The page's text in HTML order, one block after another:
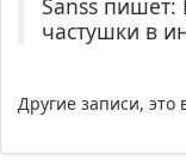
Sanss пишет:
частушки в
Другие записи, это